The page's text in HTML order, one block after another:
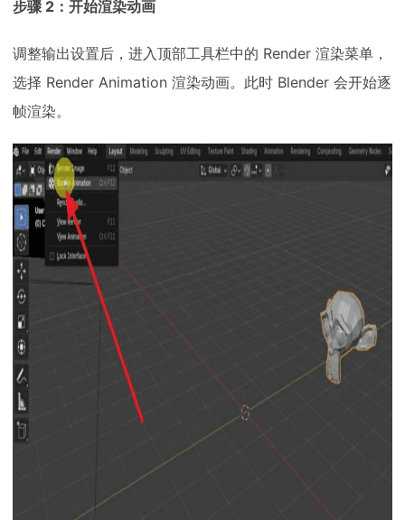
步骤 2：开始渲染动画
调整输出设置后，进入顶部工具栏中的 Render 渲染菜单，
选择 Render Animation 渲染动画。此时 Blender 会开始逐
帧渲染。